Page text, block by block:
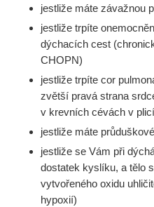
jestliže máte závažnou
jestliže trpíte
dýchacích cest
CHOPN)
jestliže trpíte cor
zvětší pravá strana
v krevních cévách v
jestliže máte
jestliže se Vám při
dostatek kyslíku, a tělo
vytvořeného oxidu
hypoxií)